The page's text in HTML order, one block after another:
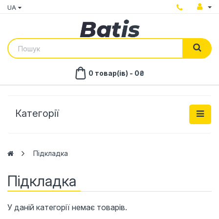
UA
0 товар(ів) - 0₴
Категорії
Підкладка
Підкладка
У даній категорії немає товарів.